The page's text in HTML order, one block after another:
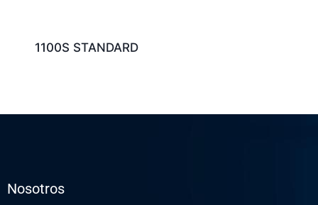
1100S STANDARD
Nosotros